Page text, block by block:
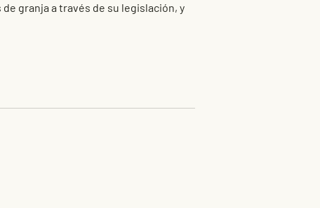
granja a través de su legislación, y